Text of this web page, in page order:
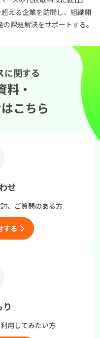
える企業を訪問し、組織開
課題解決をサポートする。
に関する
料・
こちら
せ
、 ご質問のある方
する
利用してみたい方